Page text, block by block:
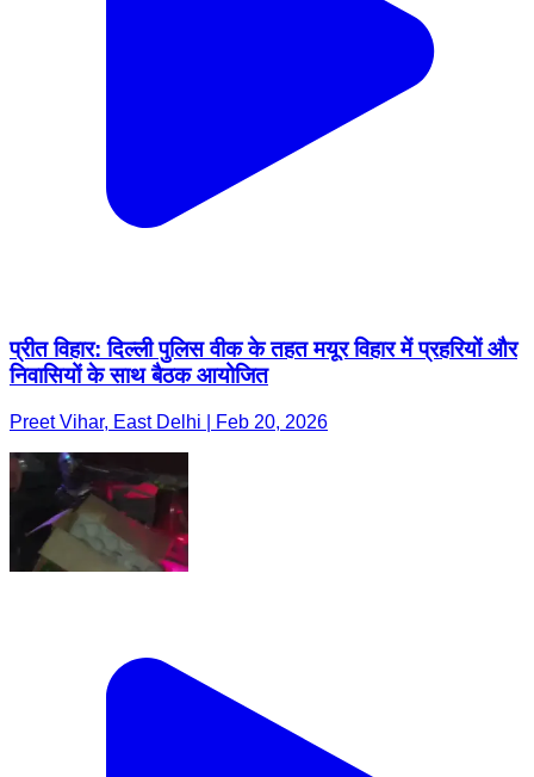
प्रीत विहार: दिल्ली पुलिस वीक के तहत मयूर विहार में प्रहरियों और
निवासियों के साथ बैठक आयोजित
Preet Vihar, East Delhi | Feb 20, 2026